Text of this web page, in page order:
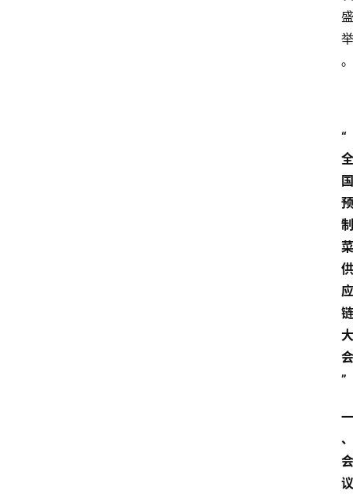
盛
举
。
“
全
国
预
制
菜
供
应
链
大
会
”
一
、
会
议